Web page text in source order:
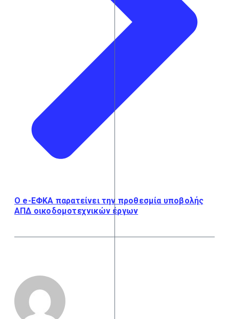
Ο e-ΕΦΚΑ παρατείνει την προθεσμία υποβολής
ΑΠΔ οικοδομοτεχνικών έργων